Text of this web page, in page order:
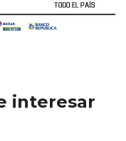
interesar